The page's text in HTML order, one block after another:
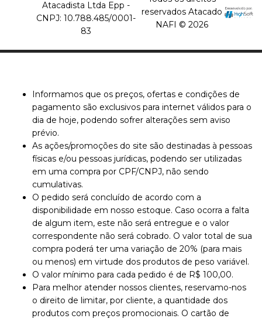
Atacadista Ltda Epp -
CNPJ: 10.788.485/0001-
83
reservados Atacado
NAFI © 2026
Informamos que os preços, ofertas e condições de
pagamento são exclusivos para internet válidos para o
dia de hoje, podendo sofrer alterações sem aviso
prévio.
As ações/promoções do site são destinadas à pessoas
físicas e/ou pessoas jurídicas, podendo ser utilizadas
em uma compra por CPF/CNPJ, não sendo
cumulativas.
O pedido será concluído de acordo com a
disponibilidade em nosso estoque. Caso ocorra a falta
de algum item, este não será entregue e o valor
correspondente não será cobrado. O valor total de sua
compra poderá ter uma variação de 20% (para mais
ou menos) em virtude dos produtos de peso variável.
O valor mínimo para cada pedido é de R$ 100,00.
Para melhor atender nossos clientes, reservamo-nos
o direito de limitar, por cliente, a quantidade dos
produtos com preços promocionais. O cartão de